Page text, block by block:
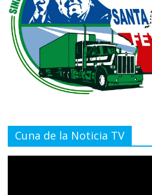
Cuna de la Noticia TV